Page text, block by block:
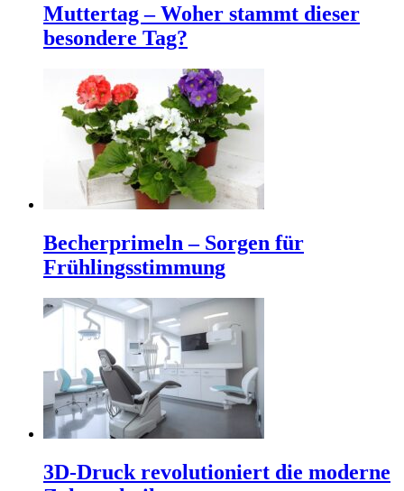
Muttertag – Woher stammt dieser
besondere Tag?
Becherprimeln – Sorgen für
Frühlingsstimmung
3D-Druck revolutioniert die moderne